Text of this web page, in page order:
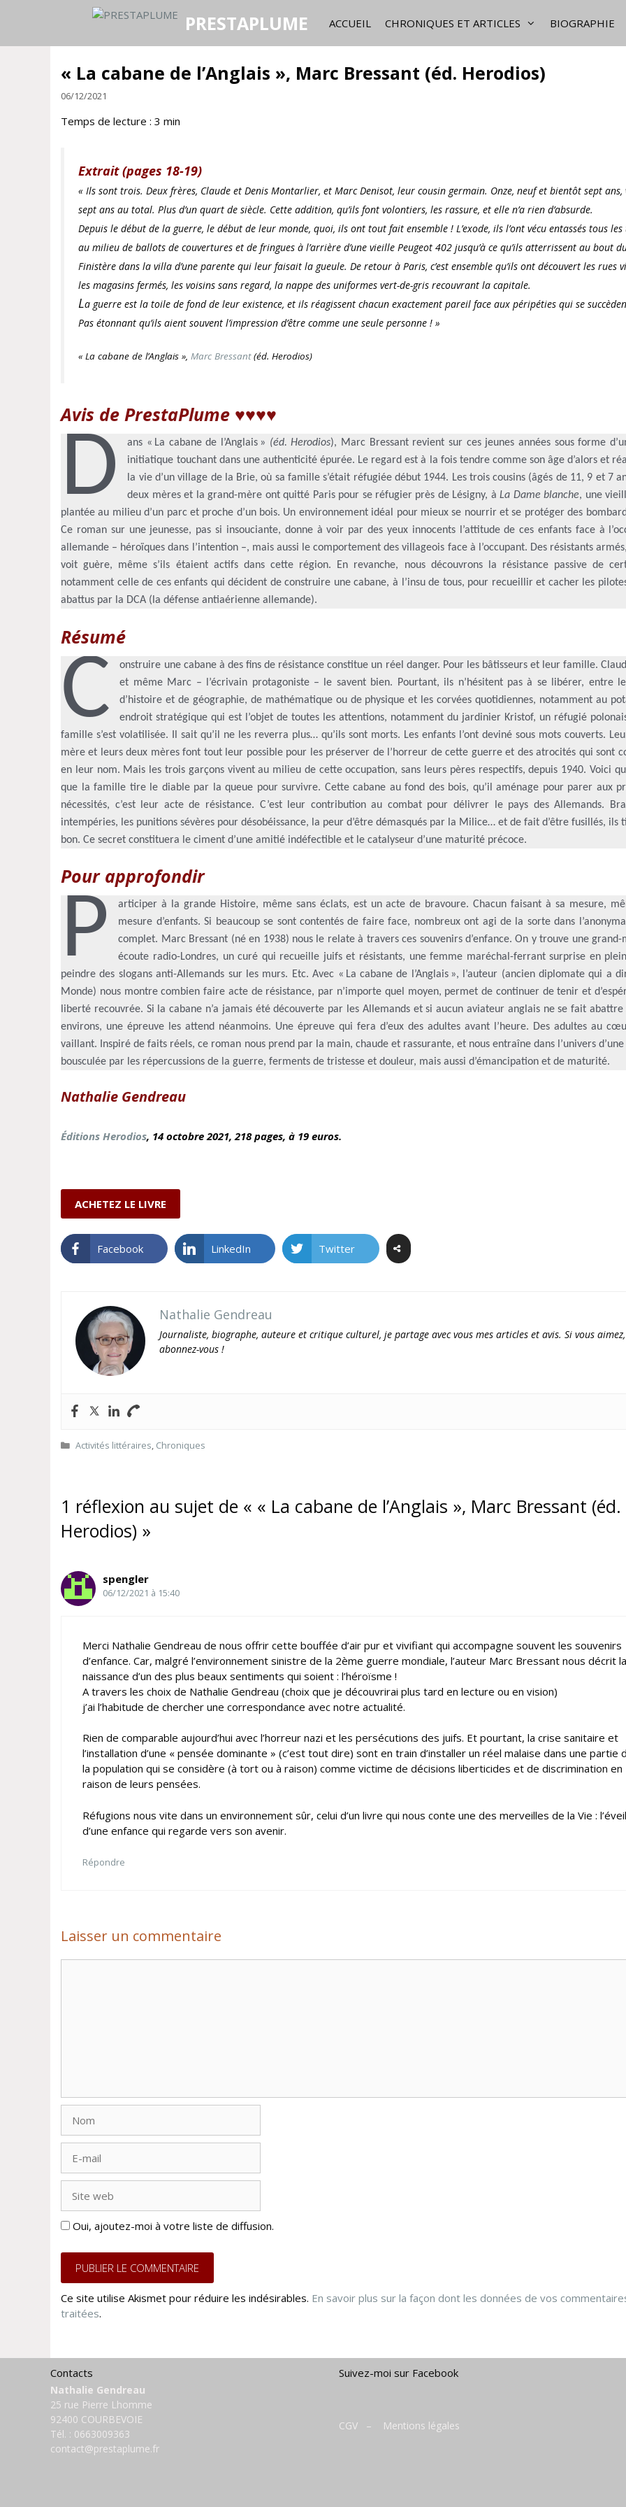
PRESTAPLUME ACCUEIL CHRONIQUES ET ARTICLES BIOGRAPHIE
« La cabane de l’Anglais », Marc Bressant (éd. Herodios)
06/12/2021
Temps de lecture : 3 min
Extrait (pages 18-19)
« Ils sont trois. Deux frères, Claude et Denis Montarlier, et Marc Denisot, leur cousin germain. Onze, neuf et bientôt sept ans,
sept ans au total. Plus d’un quart de siècle. Cette addition, qu’ils font volontiers, les rassure, et elle n’a rien d’absurde.
Depuis le début de la guerre, le début de leur monde, quoi, ils ont tout fait ensemble ! L’exode, ils l’ont vécu entassés tous
au milieu de ballots de couvertures et de fringues à l’arrière d’une vieille Peugeot 402 jusqu’à ce qu’ils atterrissent au bout
Finistère dans la villa d’une parente qui leur faisait la gueule. De retour à Paris, c’est ensemble qu’ils ont découvert les rues
les magasins fermés, les voisins sans regard, la nappe des uniformes vert-de-gris recouvrant la capitale.
La guerre est la toile de fond de leur existence, et ils réagissent chacun exactement pareil face aux péripéties qui se
Pas étonnant qu’ils aient souvent l’impression d’être comme une seule personne ! »
« La cabane de l’Anglais », Marc Bressant(éd. Herodios)
Avis de PrestaPlume ♥♥♥♥
D ans « La cabane de l’Anglais » (éd. Herodios), Marc Bressant revient sur ces jeunes années sous forme
initiatique touchant dans une authenticité épurée. Le regard est à la fois tendre comme son âge d’alors et
la vie d’un village de la Brie, où sa famille s’était réfugiée début 1944. Les trois cousins (âgés de 11, 9 et 7
deux mères et la grand-mère ont quitté Paris pour se réfugier près de Lésigny, àLa Dame blanche, une
plantée au milieu d’un parc et proche d’un bois. Un environnement idéal pour mieux se nourrir et se protéger des
Ce roman sur une jeunesse, pas si insouciante, donne à voir par des yeux innocents l’attitude de ces enfants face à
allemande – héroïques dans l’intention –, mais aussi le comportement des villageois face à l’occupant. Des résistants
voit guère, même s’ils étaient actifs dans cette région. En revanche, nous découvrons la résistance passive de
notamment celle de ces enfants qui décident de construire une cabane, à l’insu de tous, pour recueillir et cacher les
abattus par la DCA (la défense antiaérienne allemande).
Résumé
C
onstruire une cabane à des fins de résistance constitue un réel danger. Pour les bâtisseurs et leur famille.
et même Marc – l’écrivain protagoniste – le savent bien. Pourtant, ils n’hésitent pas à se libérer, entre
d’histoire et de géographie, de mathématique ou de physique et les corvées quotidiennes, notamment au
endroit stratégique qui est l’objet de toutes les attentions, notamment du jardinier Kristof, un réfugié
famille s’est volatilisée. Il sait qu’il ne les reverra plus… qu’ils sont morts. Les enfants l’ont deviné sous mots couverts.
mère et leurs deux mères font tout leur possible pour les préserver de l’horreur de cette guerre et des atrocités qui sont
en leur nom. Mais les trois garçons vivent au milieu de cette occupation, sans leurs pères respectifs, depuis 1940. Voici
que la famille tire le diable par la queue pour survivre. Cette cabane au fond des bois, qu’il aménage pour parer aux
nécessités, c’est leur acte de résistance. C’est leur contribution au combat pour délivrer le pays des Allemands.
intempéries, les punitions sévères pour désobéissance, la peur d’être démasqués par la Milice… et de fait d’être fusillés, ils
bon. Ce secret constituera le ciment d’une amitié indéfectible et le catalyseur d’une maturité précoce.
Pour approfondir
P
articiper à la grande Histoire, même sans éclats, est un acte de bravoure. Chacun faisant à sa mesure,
mesure d’enfants. Si beaucoup se sont contentés de faire face, nombreux ont agi de la sorte dans
complet. Marc Bressant (né en 1938) nous le relate à travers ces souvenirs d’enfance. On y trouve une grand-
écoute radio-Londres, un curé qui recueille juifs et résistants, une femme maréchal-ferrant surprise en
peindre des slogans anti-Allemands sur les murs. Etc. Avec « La cabane de l’Anglais », l’auteur (ancien diplomate qui a
Monde) nous montre combien faire acte de résistance, par n’importe quel moyen, permet de continuer de tenir et
liberté recouvrée. Si la cabane n’a jamais été découverte par les Allemands et si aucun aviateur anglais ne se fait abattre
environs, une épreuve les attend néanmoins. Une épreuve qui fera d’eux des adultes avant l’heure. Des adultes au
vaillant. Inspiré de faits réels, ce roman nous prend par la main, chaude et rassurante, et nous entraîne dans l’univers
bousculée par les répercussions de la guerre, ferments de tristesse et douleur, mais aussi d’émancipation et de maturité.
Nathalie Gendreau
Éditions Herodios, 14 octobre 2021, 218 pages, à 19 euros.
ACHETEZ LE LIVRE
Facebook LinkedIn Twitter
Nathalie Gendreau
Journaliste, biographe, auteure et critique culturel, je partage avec vous mes articles et avis. Si vous aimez,
abonnez-vous !
Catégories
Activités littéraires, Chroniques
1 réflexion au sujet de « « La cabane de l’Anglais », Marc Bressant (éd.
Herodios) »
spengler
06/12/2021 à 15:40
Merci Nathalie Gendreau de nous offrir cette bouffée d’air pur et vivifiant qui accompagne souvent les souvenirs
d’enfance. Car, malgré l’environnement sinistre de la 2ème guerre mondiale, l’auteur Marc Bressant nous décrit la
naissance d’un des plus beaux sentiments qui soient : l’héroïsme !
A travers les choix de Nathalie Gendreau (choix que je découvrirai plus tard en lecture ou en vision)
j’ai l’habitude de chercher une correspondance avec notre actualité.
Rien de comparable aujourd’hui avec l’horreur nazi et les persécutions des juifs. Et pourtant, la crise sanitaire et
l’installation d’une « pensée dominante » (c’est tout dire) sont en train d’installer un réel malaise dans une partie
la population qui se considère (à tort ou à raison) comme victime de décisions liberticides et de discrimination en
raison de leurs pensées.
Réfugions nous vite dans un environnement sûr, celui d’un livre qui nous conte une des merveilles de la Vie : l’éveil
d’une enfance qui regarde vers son avenir.
Répondre
Laisser un commentaire
mail
web
Oui, ajoutez-moi à votre liste de diffusion.
Ce site utilise Akismet pour réduire les indésirables. En savoir plus sur la façon dont les données de vos
traitées.
Contacts
Nathalie Gendreau
25 rue Pierre Lhomme
92400 COURBEVOIE
Tél. : 0663009363
contact@prestaplume.fr
Suivez-moi sur Facebook
CGV – Mentions légales